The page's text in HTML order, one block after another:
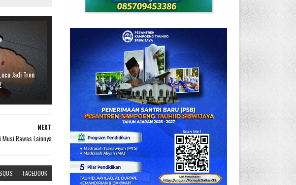
Jadi Tren
NEXT
Rawas Lainnya
FACEBOOK